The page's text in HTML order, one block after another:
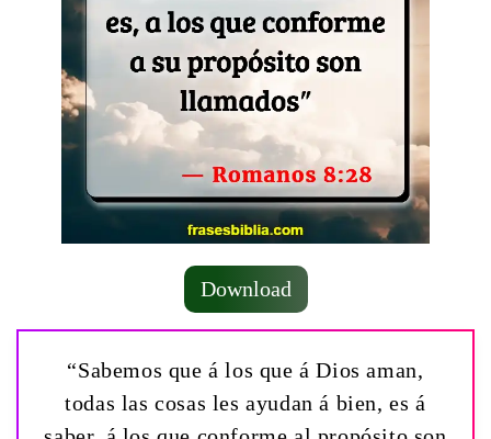
Download
“Sabemos que á los que á Dios aman,
todas las cosas les ayudan á bien, es á